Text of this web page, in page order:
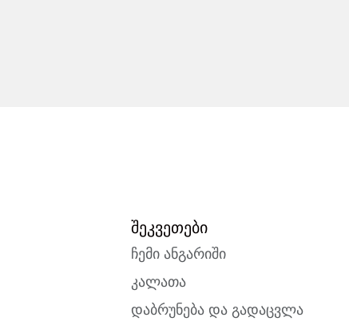
შეკვეთები
ჩემი ანგარიში
კალათა
დაბრუნება და გადაცვლა